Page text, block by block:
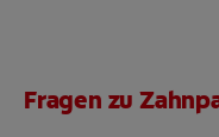
Fragen zu